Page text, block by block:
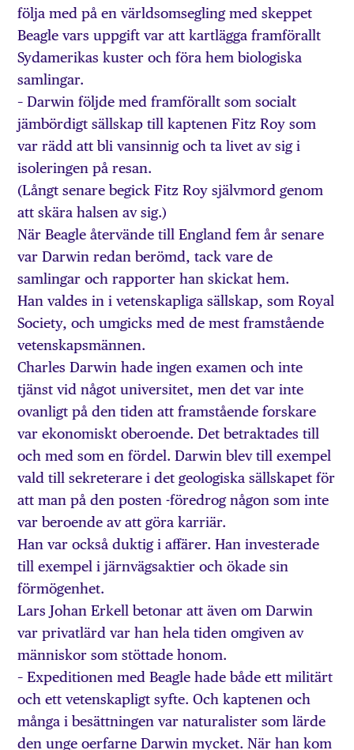
följa med på en världsomsegling med skeppet
Beagle vars uppgift var att kartlägga framförallt
Sydamerikas kuster och föra hem biologiska
samlingar.
– Darwin följde med framförallt som socialt
jämbördigt sällskap till kaptenen Fitz Roy som
var rädd att bli vansinnig och ta livet av sig i
isoleringen på resan.
(Långt senare begick Fitz Roy självmord genom
att skära halsen av sig.)
När Beagle återvände till England fem år senare
var Darwin redan berömd, tack vare de
samlingar och rapporter han skickat hem.
Han valdes in i vetenskapliga sällskap, som Royal
Society, och umgicks med de mest framstående
vetenskapsmännen.
Charles Darwin hade ingen examen och inte
tjänst vid något universitet, men det var inte
ovanligt på den tiden att framstående forskare
var ekonomiskt oberoende. Det betraktades till
och med som en fördel. Darwin blev till exempel
vald till sekreterare i det geologiska sällskapet för
att man på den posten -föredrog någon som inte
var beroende av att göra karriär.
Han var också duktig i affärer. Han investerade
till exempel i järnvägsaktier och ökade sin
förmögenhet.
Lars Johan Erkell betonar att även om Darwin
var privatlärd var han hela tiden omgiven av
människor som stöttade honom.
– Expeditionen med Beagle hade både ett militärt
och ett vetenskapligt syfte. Och kaptenen och
många i besättningen var naturalister som lärde
den unge oerfarne Darwin mycket. När han kom